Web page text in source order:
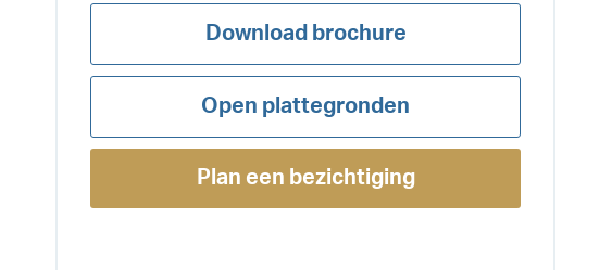
Download brochure
Open plattegronden
Plan een bezichtiging